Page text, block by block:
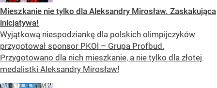
Mieszkanie nie tylko dla Aleksandry Mirosław. Zaskakująca
inicjatywa!
Wyjątkową niespodziankę dla polskich olimpijczyków
przygotował sponsor PKOl – Grupa Profbud.
Przygotowano dla nich mieszkanie, a nie tylko dla złotej
medalistki Aleksandry Mirosław!